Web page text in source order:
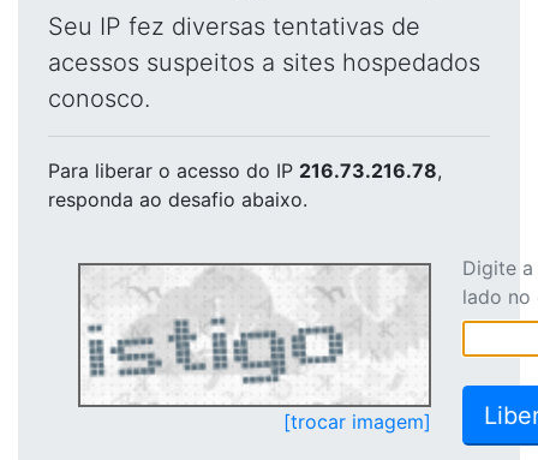
Seu IP fez diversas tentativas de
acessos suspeitos a sites hospedados
conosco.
Para liberar o acesso do IP 216.73.216.78,
responda ao desafio abaixo.
[trocar imagem]
Digite
lado no